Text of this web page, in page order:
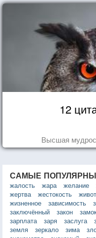
12
Высшая
САМЫЕ
жалость
жара желание
жертва
жестокость
жизненное
зависимость
заключённый
закон
зарплата
заря заслуга
земля
зеркало зима